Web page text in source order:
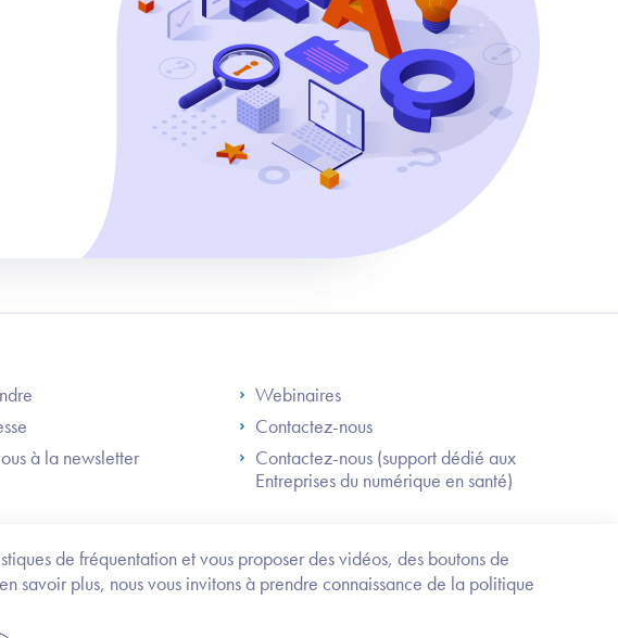
de fréquentation et vous proposer des vidéos, des boutons de
savoir plus, nous vous invitons à prendre connaissance de la politiqueTrouvez
ANS
à la newsletter
Footer Right ANS
Webinaires
Contactez-nous
Contactez-nous (support dédié aux
Entreprises du numérique en santé)